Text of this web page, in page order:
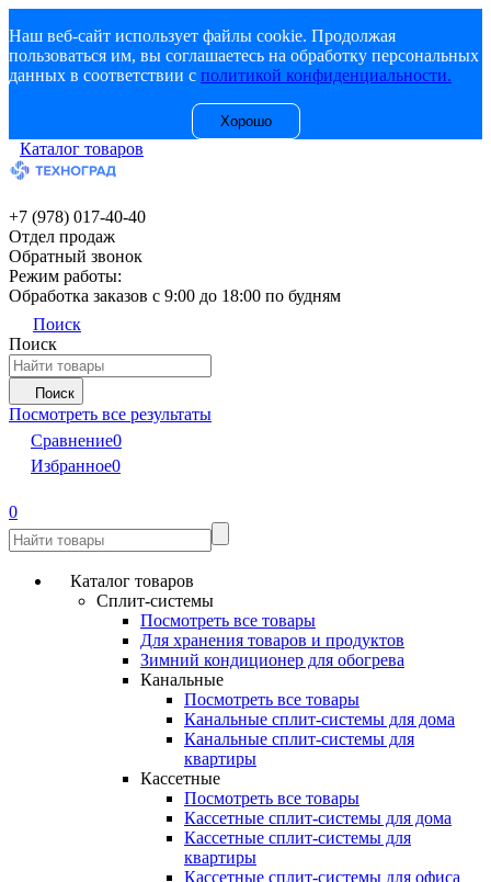
Наш веб-сайт использует файлы cookie. Продолжая
пользоваться им, вы соглашаетесь на обработку персональных
данных в соответствии с политикой конфиденциальности.
Хорошо
Каталог товаров
+7 (978) 017-40-40
Отдел продаж
Обратный звонок
Режим работы:
Обработка заказов с 9:00 до 18:00 по будням
Поиск
Поиск
Поиск
Посмотреть все результаты
Сравнение0
Избранное0
0
Каталог товаров
Сплит-системы
Посмотреть все товары
Для хранения товаров и продуктов
Зимний кондиционер для обогрева
Канальные
Посмотреть все товары
Канальные сплит-системы для дома
Канальные сплит-системы для
квартиры
Кассетные
Посмотреть все товары
Кассетные сплит-системы для дома
Кассетные сплит-системы для
квартиры
Кассетные сплит-системы для офиса